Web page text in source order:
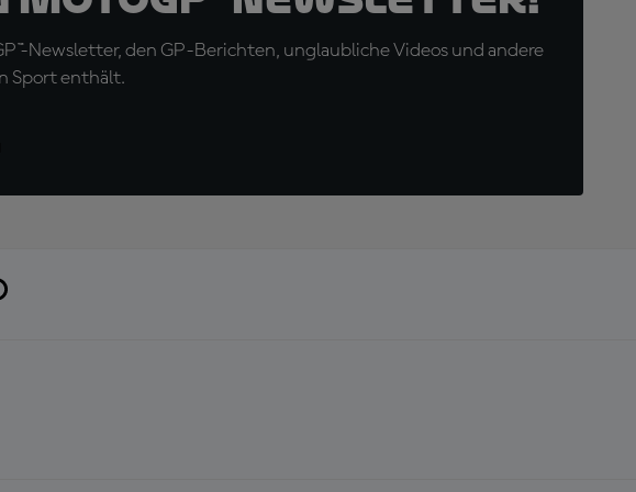
Newsletter, den GP-Berichten, unglaubliche Videos und andere
Sport enthält.